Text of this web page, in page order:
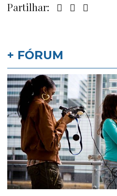
Partilhar:
+ FÓRUM